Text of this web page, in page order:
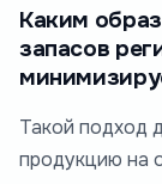
Каким
запасов
Такой подход
продукцию на